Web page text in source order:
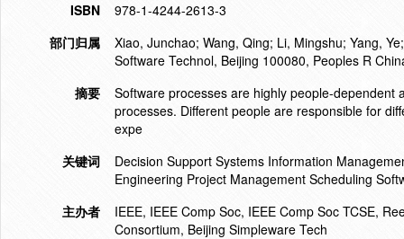
ISBN
978-1-4244-2613-3
部门归属
Xiao, Junchao; Wang, Qing; Li, Mingshu; Yang,
Software Technol, Beijing 100080, Peoples R
摘要
Software processes are highly people-
processes. Different people are responsible for
expe
关键词
Decision Support Systems Information
Engineering Project Management Scheduling
主办者
IEEE, IEEE Comp Soc, IEEE Comp Soc TCSE,
Consortium, Beijing Simpleware Tech